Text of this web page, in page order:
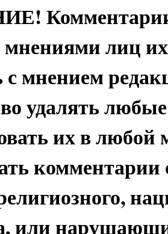
Комментарии
лиц
с мнением
удалять
их в
или